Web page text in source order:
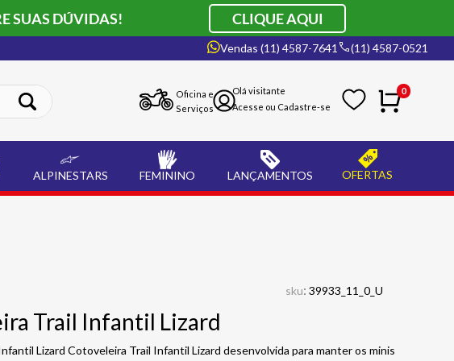
SUAS DÚVIDAS! CLIQUE AQUI
Vendas (11) 4587-7641 (11) 4587-0521
Oficina e
Serviços
0
ALPINESTARS FEMININO LANÇAMENTOS OFERTAS
sku: 39933_11_0_U
Trail Infantil Lizard
Lizard Cotoveleira Trail Infantil Lizard desenvolvida para manter os minis